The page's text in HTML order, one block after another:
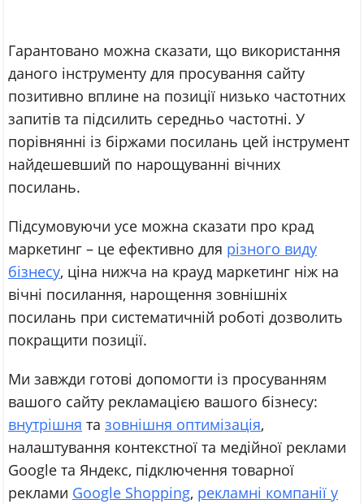
Гарантовано можна сказати, що використання
даного інструменту для просування сайту
позитивно вплине на позиції низько частотних
запитів та підсилить середньо частотні. У
порівнянні із біржами посилань цей інструмент
найдешевший по нарощуванні вічних
посилань.
Підсумовуючи усе можна сказати про крад
маркетинг – це ефективно для різного виду
бізнесу, ціна нижча на крауд маркетинг ніж на
вічні посилання, нарощення зовнішніх
посилань при систематичній роботі дозволить
покращити позиції.
Ми завжди готові допомогти із просуванням
вашого сайту рекламацією вашого бізнесу:
внутрішня та зовнішня оптимізація,
налаштування контекстної та медійної реклами
Google та Яндекс, підключення товарної
реклами Google Shopping, рекламні компанії у